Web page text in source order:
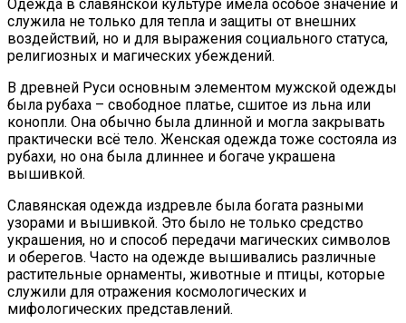
Одежда в славянской культуре имела особое значение и
служила не только для тепла и защиты от внешних
воздействий, но и для выражения социального статуса,
религиозных и магических убеждений.
В древней Руси основным элементом мужской одежды
была рубаха – свободное платье, сшитое из льна или
конопли. Она обычно была длинной и могла закрывать
практически всё тело. Женская одежда тоже состояла из
рубахи, но она была длиннее и богаче украшена
вышивкой.
Славянская одежда издревле была богата разными
узорами и вышивкой. Это было не только средство
украшения, но и способ передачи магических символов
и оберегов. Часто на одежде вышивались различные
растительные орнаменты, животные и птицы, которые
служили для отражения космологических и
мифологических представлений.